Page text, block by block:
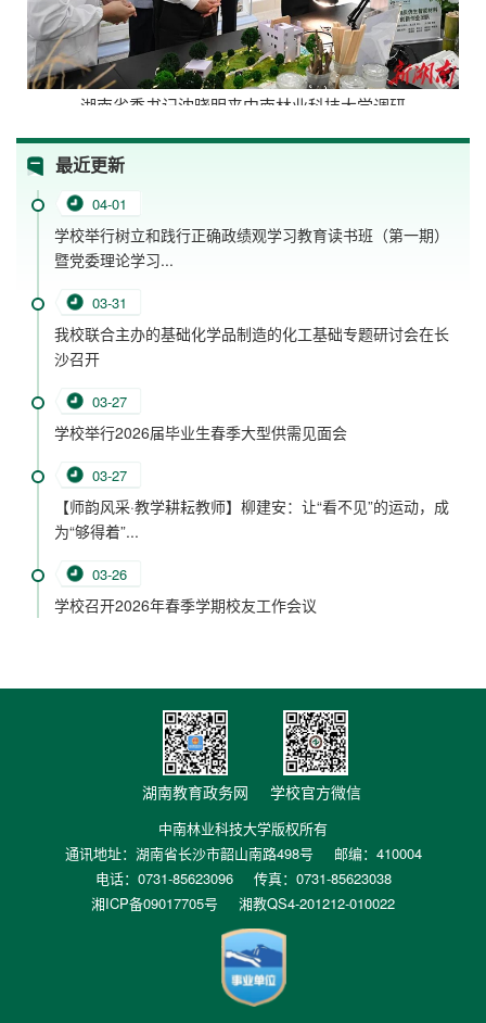
湖南省委书记沈晓明来中南林业科技大学调研
最近更新
04-01
学校举行树立和践行正确政绩观学习教育读书班（第一期）
暨党委理论学习...
03-31
我校联合主办的基础化学品制造的化工基础专题研讨会在长
沙召开
03-27
学校举行2026届毕业生春季大型供需见面会
03-27
【师韵风采·教学耕耘教师】柳建安：让“看不见”的运动，成
为“够得着”...
03-26
学校召开2026年春季学期校友工作会议
湖南教育政务网 学校官方微信
中南林业科技大学版权所有
通讯地址：湖南省长沙市韶山南路498号
邮编：410004
电话：0731-85623096
传真：0731-85623038
湘ICP备09017705号
湘教QS4-201212-010022